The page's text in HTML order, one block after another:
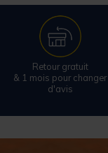
Retour gratuit
& 1 mois pour changer
d'avis